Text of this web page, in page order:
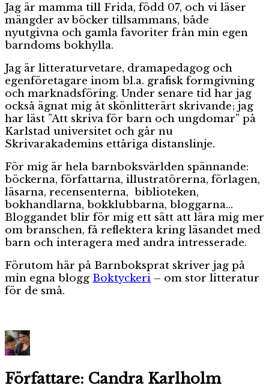
Jag är mamma till Frida, född 07, och vi läser
mängder av böcker tillsammans, både
nyutgivna och gamla favoriter från min egen
barndoms bokhylla.
Jag är litteraturvetare, dramapedagog och
egenföretagare inom bl.a. grafisk formgivning
och marknadsföring. Under senare tid har jag
också ägnat mig åt skönlitterärt skrivande; jag
har läst ”Att skriva för barn och ungdomar” på
Karlstad universitet och går nu
Skrivarakademins ettåriga distanslinje.
För mig är hela barnboksvärlden spännande:
böckerna, författarna, illustratörerna, förlagen,
läsarna, recensenterna, biblioteken,
bokhandlarna, bokklubbarna, bloggarna…
Bloggandet blir för mig ett sätt att lära mig mer
om branschen, få reflektera kring läsandet med
barn och interagera med andra intresserade.
Förutom här på Barnboksprat skriver jag på
min egna blogg Boktyckeri – om stor litteratur
för de små.
Författare: Candra Karlholm